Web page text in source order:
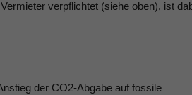
verpflichtet (siehe oben), ist
der CO2-Abgabe auf fossile